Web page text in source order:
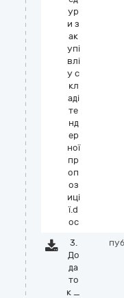
ур
и з
ак
упі
влі
у с
кл
аді
те
нд
ер
ної
пр
оп
оз
иці
ї.d
oc
3.
До
да
то
к _